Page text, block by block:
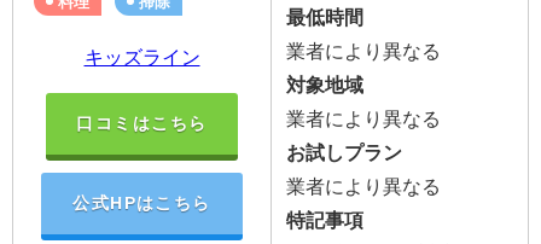
キッズライン
口コミはこちら
公式HPはこちら
最低時間
業者により異なる
対象地域
業者により異なる
お試しプラン
業者により異なる
特記事項